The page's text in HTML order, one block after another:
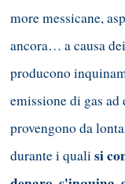
more messicane,
ancora… a causa
producono
emissione di gas
provengono da
durante i qualisi